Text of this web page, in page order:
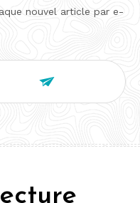
nouvel article par e-
